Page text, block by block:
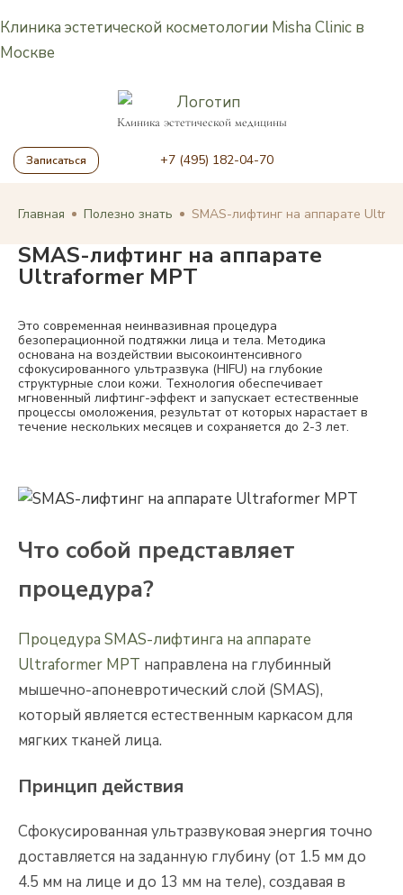
Клиника эстетической косметологии Misha Clinic в
Москве
Клиника эстетической медицины
Записаться +7 (495) 182-04-70
Главная Полезно знать SMAS-лифтинг на аппарате
SMAS-лифтинг на аппарате
Ultraformer MPT
Это современная неинвазивная процедура
безоперационной подтяжки лица и тела. Методика
основана на воздействии высокоинтенсивного
сфокусированного ультразвука (HIFU) на глубокие
структурные слои кожи. Технология обеспечивает
мгновенный лифтинг-эффект и запускает естественные
процессы омоложения, результат от которых нарастает в
течение нескольких месяцев и сохраняется до 2-3 лет.
Что собой представляет
процедура?
Процедура SMAS-лифтинга на аппарате
Ultraformer MPT направлена на глубинный
мышечно-апоневротический слой (SMAS),
который является естественным каркасом для
мягких тканей лица.
Принцип действия
Сфокусированная ультразвуковая энергия точно
доставляется на заданную глубину (от 1.5 мм до
4.5 мм на лице и до 13 мм на теле), создавая в